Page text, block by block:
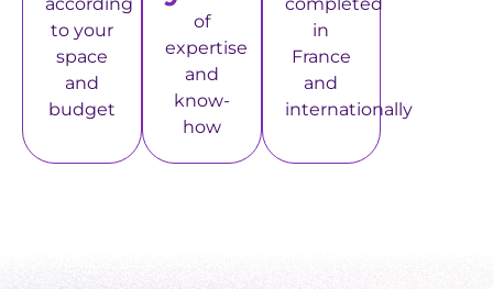
to your
space
and
budget
of
expertise
and
know-
how
in
France
and
internationally